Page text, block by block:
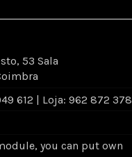
53 Sala
612 | Loja: 962 872 378
you can put own